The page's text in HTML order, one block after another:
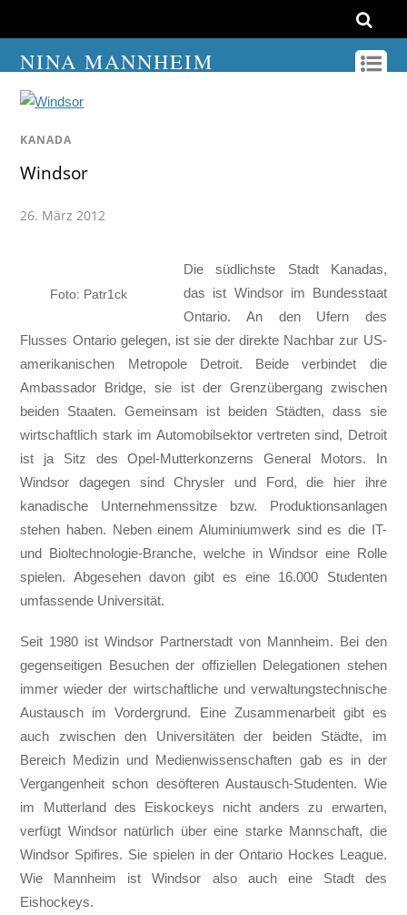
NINA MANNHEIM
KANADA
Windsor
26. März 2012
Foto: Patr1ck
Die südlichste Stadt Kanadas,
das ist Windsor im Bundesstaat
Ontario. An den Ufern des
Flusses Ontario gelegen, ist sie der direkte Nachbar zur US-
amerikanischen Metropole Detroit. Beide verbindet die
Ambassador Bridge, sie ist der Grenzübergang zwischen
beiden Staaten. Gemeinsam ist beiden Städten, dass sie
wirtschaftlich stark im Automobilsektor vertreten sind, Detroit
ist ja Sitz des Opel-Mutterkonzerns General Motors. In
Windsor dagegen sind Chrysler und Ford, die hier ihre
kanadische Unternehmenssitze bzw. Produktionsanlagen
stehen haben. Neben einem Aluminiumwerk sind es die IT-
und Bioltechnologie-Branche, welche in Windsor eine Rolle
spielen. Abgesehen davon gibt es eine 16.000 Studenten
umfassende Universität.
Seit 1980 ist Windsor Partnerstadt von Mannheim. Bei den
gegenseitigen Besuchen der offiziellen Delegationen stehen
immer wieder der wirtschaftliche und verwaltungstechnische
Austausch im Vordergrund. Eine Zusammenarbeit gibt es
auch zwischen den Universitäten der beiden Städte, im
Bereich Medizin und Medienwissenschaften gab es in der
Vergangenheit schon desöfteren Austausch-Studenten. Wie
im Mutterland des Eiskockeys nicht anders zu erwarten,
verfügt Windsor natürlich über eine starke Mannschaft, die
Windsor Spifires. Sie spielen in der Ontario Hockes League.
Wie Mannheim ist Windsor also auch eine Stadt des
Eishockeys.